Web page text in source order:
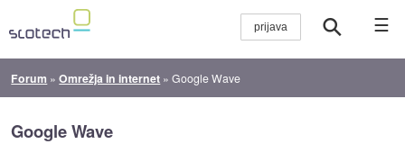
☰
Forum »Omrežja in internet »Google Wave
Google Wave